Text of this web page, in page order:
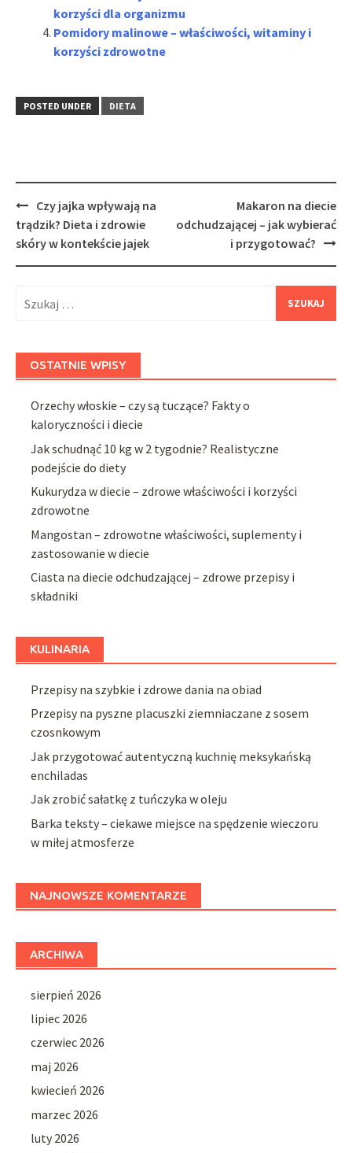
korzyści dla organizmu
Pomidory malinowe – właściwości, witaminy i
korzyści zdrowotne
POSTED UNDER DIETA
Post
navigation
Czy jajka wpływają na
trądzik? Dieta i zdrowie
skóry w kontekście jajek
Makaron na diecie
odchudzającej – jak wybierać
i przygotować?
OSTATNIE WPISY
Orzechy włoskie – czy są tuczące? Fakty o
kaloryczności i diecie
Jak schudnąć 10 kg w 2 tygodnie? Realistyczne
podejście do diety
Kukurydza w diecie – zdrowe właściwości i korzyści
zdrowotne
Mangostan – zdrowotne właściwości, suplementy i
zastosowanie w diecie
Ciasta na diecie odchudzającej – zdrowe przepisy i
składniki
KULINARIA
Przepisy na szybkie i zdrowe dania na obiad
Przepisy na pyszne placuszki ziemniaczane z sosem
czosnkowym
Jak przygotować autentyczną kuchnię meksykańską
enchiladas
Jak zrobić sałatkę z tuńczyka w oleju
Barka teksty – ciekawe miejsce na spędzenie wieczoru
w miłej atmosferze
NAJNOWSZE KOMENTARZE
ARCHIWA
sierpień 2026
lipiec 2026
czerwiec 2026
maj 2026
kwiecień 2026
marzec 2026
luty 2026